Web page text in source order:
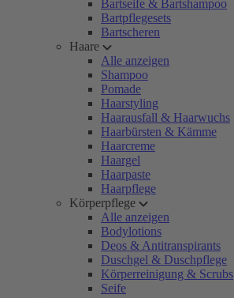
Bartseife & Bartshampoo
Bartpflegesets
Bartscheren
Haare
Alle anzeigen
Shampoo
Pomade
Haarstyling
Haarausfall & Haarwuchs
Haarbürsten & Kämme
Haarcreme
Haargel
Haarpaste
Haarpflege
Körperpflege
Alle anzeigen
Bodylotions
Deos & Antitranspirants
Duschgel & Duschpflege
Körperreinigung & Scrubs
Seife